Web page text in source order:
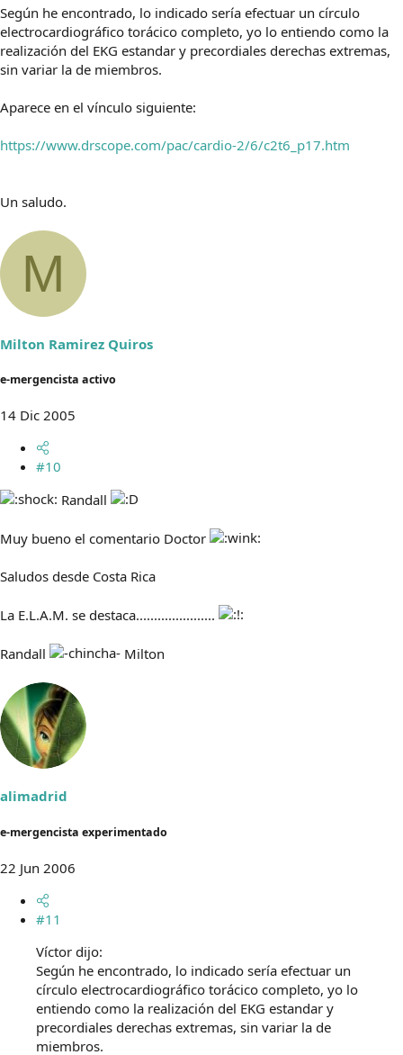
Según he encontrado, lo indicado sería efectuar un círculo
electrocardiográfico torácico completo, yo lo entiendo como la
realización del EKG estandar y precordiales derechas extremas,
sin variar la de miembros.
Aparece en el vínculo siguiente:
https://www.drscope.com/pac/cardio-2/6/c2t6_p17.htm
Un saludo.
M
Milton Ramirez Quiros
e-mergencista activo
14 Dic 2005
#10
Randall
Muy bueno el comentario Doctor
Saludos desde Costa Rica
La E.L.A.M. se destaca......................
Randall Milton
alimadrid
e-mergencista experimentado
22 Jun 2006
#11
Víctor dijo:
Según he encontrado, lo indicado sería efectuar un
círculo electrocardiográfico torácico completo, yo lo
entiendo como la realización del EKG estandar y
precordiales derechas extremas, sin variar la de
miembros.